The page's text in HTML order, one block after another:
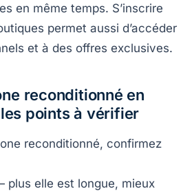
en même temps. S’inscrire
permet aussi d’accéder
et à des offres exclusives.
reconditionné en
points à vérifier
reconditionné, confirmez
plus elle est longue, mieux